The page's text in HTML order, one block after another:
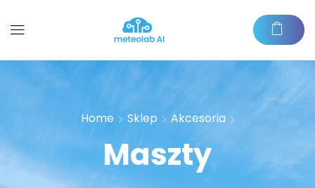
Home Sklep Akcesoria
Maszty